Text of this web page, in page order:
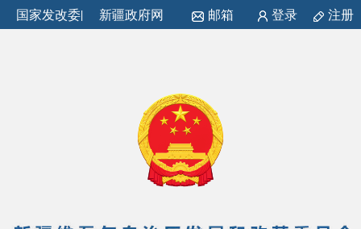
国家发改委| 新疆政府网 邮箱 登录 注册